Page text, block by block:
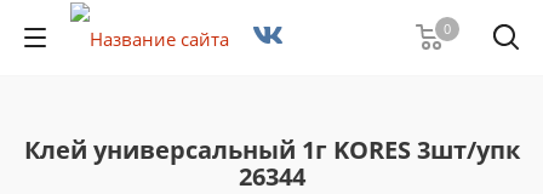
0
Клей универсальный 1г KORES 3шт/упк
26344